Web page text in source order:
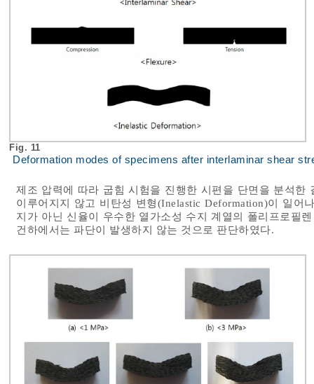
Fig. 11
Deformation modes of specimens after interlaminar shear
제조 압력에 따라 굽힘 시험을 진행한 시편을 단면을 분석한
이루어지지 않고 비탄성 변형(Inelastic Deformation)이 일어
지가 아닌 신율이 우수한 열가소성 수지 계열의 폴리프로필
건하에서는 파단이 발생하지 않는 것으로 판단하였다.